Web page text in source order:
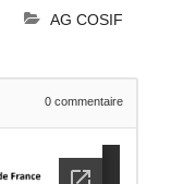
AG COSIF
0 commentaire